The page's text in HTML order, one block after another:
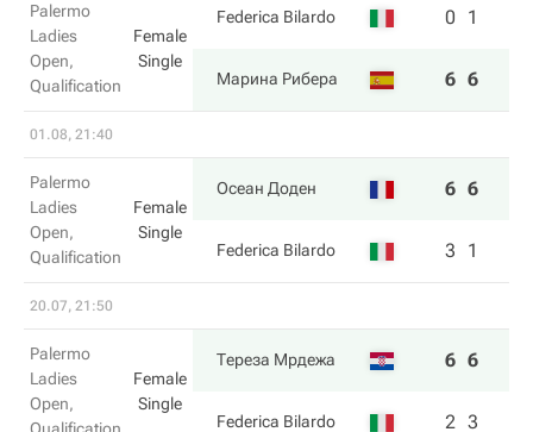
Palermo
Ladies
Open,
Qualification
Female
Single
Federica Bilardo 0 1
Марина Рибера 6 6
01.08, 21:40
Palermo
Ladies
Open,
Qualification
Female
Single
Осеан Доден 6 6
Federica Bilardo 3 1
20.07, 21:50
Palermo
Ladies
Open,
Female
Single
Тереза Мрдежа 6 6
Federica Bilardo 2 3